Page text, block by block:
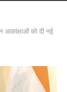
आकांक्षाओं को दी नई